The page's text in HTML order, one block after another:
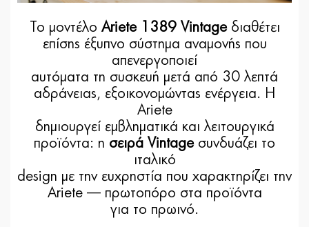
Το μοντέλο Ariete 1389 Vintageδιαθέτει
επίσης έξυπνο σύστημα αναμονής που
απενεργοποιεί
αυτόματα τη συσκευή μετά από 30 λεπτά
αδράνειας, εξοικονομώντας ενέργεια. Η
Ariete
δημιουργεί εμβληματικά και λειτουργικά
προϊόντα: η σειρά Vintageσυνδυάζει το
ιταλικό
design με την ευχρηστία που χαρακτηρίζει την
Ariete — πρωτοπόρο στα προϊόντα
για το πρωινό.